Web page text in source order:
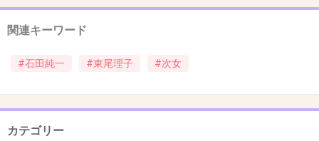
41. 匿名2018/08/11(土) 15:59:11
関連キーワード
#石田純一 #東尾理子 #次女
カテゴリー